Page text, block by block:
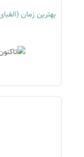
بهترین زمان